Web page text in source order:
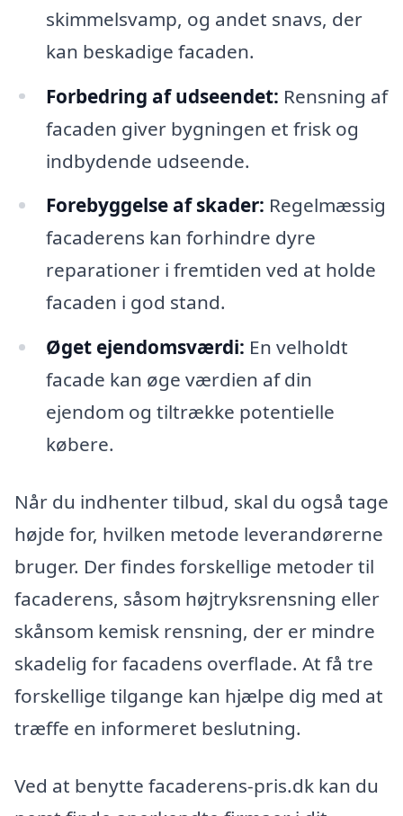
skimmelsvamp, og andet snavs, der
kan beskadige facaden.
Forbedring af udseendet: Rensning af
facaden giver bygningen et frisk og
indbydende udseende.
Forebyggelse af skader: Regelmæssig
facaderens kan forhindre dyre
reparationer i fremtiden ved at holde
facaden i god stand.
Øget ejendomsværdi: En velholdt
facade kan øge værdien af din
ejendom og tiltrække potentielle
købere.
Når du indhenter tilbud, skal du også tage
højde for, hvilken metode leverandørerne
bruger. Der findes forskellige metoder til
facaderens, såsom højtryksrensning eller
skånsom kemisk rensning, der er mindre
skadelig for facadens overflade. At få tre
forskellige tilgange kan hjælpe dig med at
træffe en informeret beslutning.
Ved at benytte facaderens-pris.dk kan du